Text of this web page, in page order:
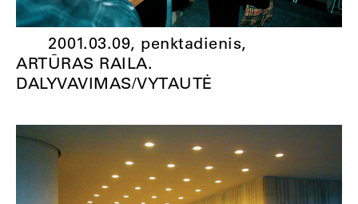
2001.03.09, penktadienis,
ARTŪRAS RAILA.
DALYVAVIMAS/VYTAUTĖ